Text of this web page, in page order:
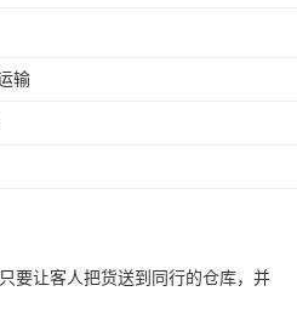
输
要让客人把货送到同行的仓库，并